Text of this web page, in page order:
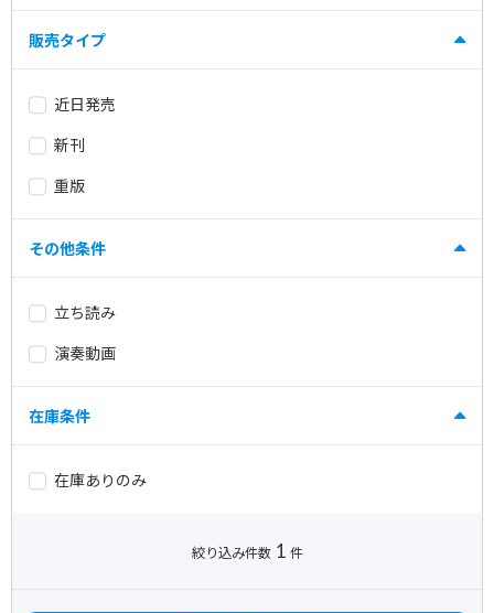
販売タイプ
近日発売
新刊
重版
その他条件
立ち読み
演奏動画
在庫条件
在庫ありのみ
絞り込み件数 1 件